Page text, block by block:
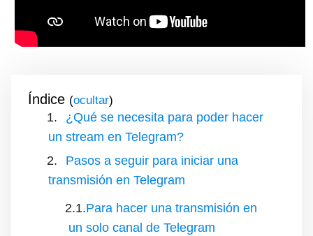
Índice ( )
¿Qué se necesita para poder hacer
un stream en Telegram?
Pasos a seguir para iniciar una
transmisión en Telegram
Para hacer una transmisión en
un solo canal de Telegram